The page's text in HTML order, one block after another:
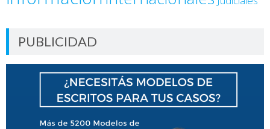
PUBLICIDAD